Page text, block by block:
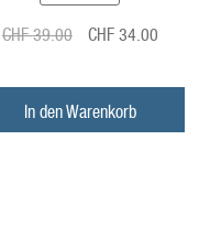
CHF39.00
Ursprünglicher
war:
CHF
CHF 34.00
ist:
In den Warenkorb